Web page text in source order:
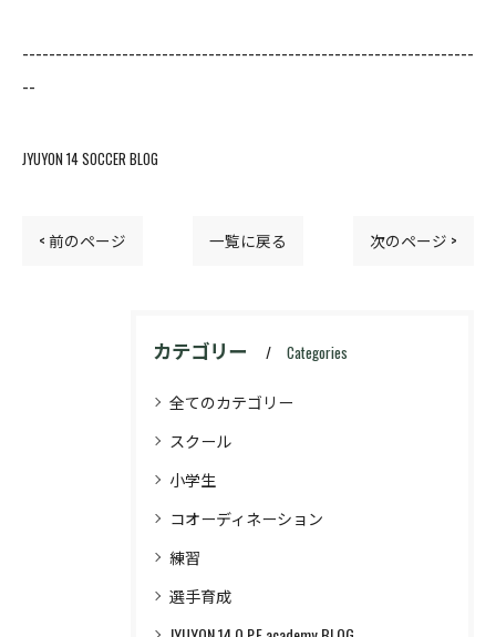
--------------------------------------------------------------------
--
JYUYON 14 SOCCER BLOG
< 前のページ 一覧に戻る 次のページ >
カテゴリー Categories
全てのカテゴリー
スクール
小学生
コオーディネーション
練習
選手育成